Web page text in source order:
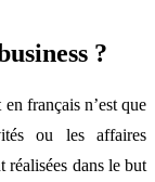
?
français n’est que
ou les affaires
réalisées dans le but